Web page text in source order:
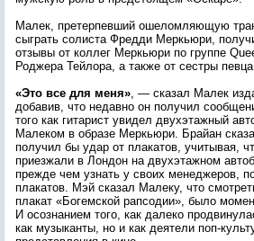
Малек, претерпевший ошеломляющую
сыграть солиста Фредди Меркьюри,
отзывы от коллег Меркьюри по группе
Роджера Тейлора, а также от сестры
«Это все для меня», — сказал Малек
добавив, что недавно он получил
того как гитарист увидел двухэтажный
Малеком в образе Меркьюри. Брайан
получил бы удар от плакатов, учитывая,
приезжали в Лондон на двухэтажном
прежде чем узнать у своих менеджеров,
плакатов. Мэй сказал Малеку, что
плакат «Богемской рапсодии», было
И осознанием того, как далеко
как музыканты, но и как деятели поп-